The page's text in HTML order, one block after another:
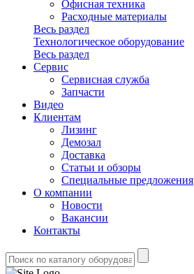
Офисная техника
Расходные материалы
Весь раздел
Технологическое оборудование
Весь раздел
Сервис
Сервисная служба
Запчасти
Видео
Клиентам
Лизинг
Демозал
Доставка
Статьи и обзоры
Специальные предложения
О компании
Новости
Вакансии
Контакты